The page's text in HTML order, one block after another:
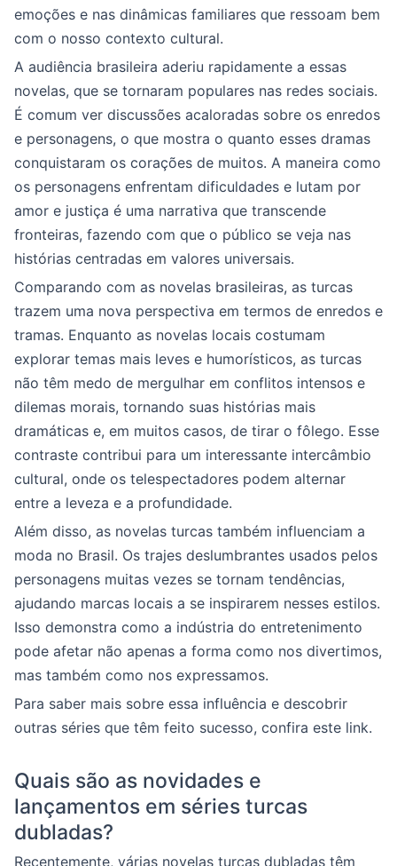
emoções e nas dinâmicas familiares que ressoam bem
com o nosso contexto cultural.
A audiência brasileira aderiu rapidamente a essas
novelas, que se tornaram populares nas redes sociais.
É comum ver discussões acaloradas sobre os enredos
e personagens, o que mostra o quanto esses dramas
conquistaram os corações de muitos. A maneira como
os personagens enfrentam dificuldades e lutam por
amor e justiça é uma narrativa que transcende
fronteiras, fazendo com que o público se veja nas
histórias centradas em valores universais.
Comparando com as novelas brasileiras, as turcas
trazem uma nova perspectiva em termos de enredos e
tramas. Enquanto as novelas locais costumam
explorar temas mais leves e humorísticos, as turcas
não têm medo de mergulhar em conflitos intensos e
dilemas morais, tornando suas histórias mais
dramáticas e, em muitos casos, de tirar o fôlego. Esse
contraste contribui para um interessante intercâmbio
cultural, onde os telespectadores podem alternar
entre a leveza e a profundidade.
Além disso, as novelas turcas também influenciam a
moda no Brasil. Os trajes deslumbrantes usados pelos
personagens muitas vezes se tornam tendências,
ajudando marcas locais a se inspirarem nesses estilos.
Isso demonstra como a indústria do entretenimento
pode afetar não apenas a forma como nos divertimos,
mas também como nos expressamos.
Para saber mais sobre essa influência e descobrir
outras séries que têm feito sucesso, confira este link.
Quais são as novidades e
lançamentos em séries turcas
dubladas?
Recentemente, várias novelas turcas dubladas têm